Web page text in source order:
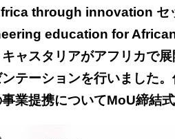
through innovation セ
education for
ャスタリアがアフリカで
テーションを行いました
業提携についてMoU締結式